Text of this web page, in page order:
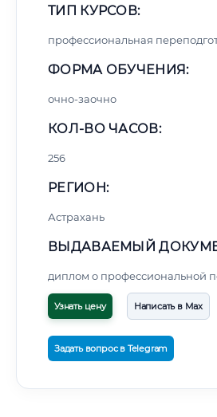
ТИП КУРСОВ:
профессиональная
ФОРМА ОБУЧЕНИЯ:
очно-заочно
КОЛ-ВО ЧАСОВ:
256
РЕГИОН:
Астрахань
ВЫДАВАЕМЫЙ
диплом о профессиональной
Узнать цену Написать в Max
Задать вопрос в Telegram